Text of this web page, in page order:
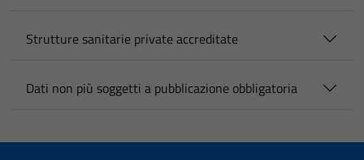
Strutture sanitarie private accreditate
Dati non più soggetti a pubblicazione obbligatoria